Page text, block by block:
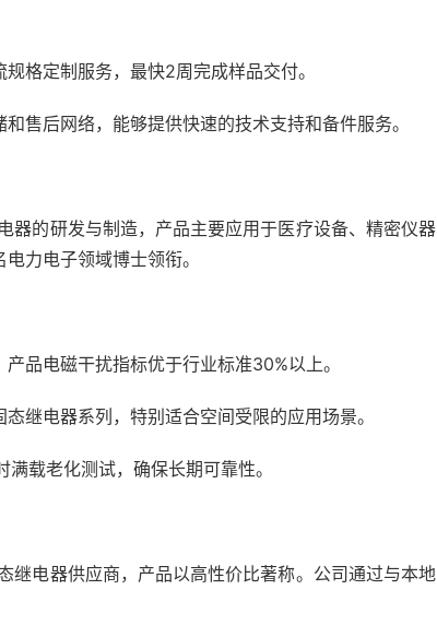
格定制服务，最快2周完成样品交付。
售后网络，能够提供快速的技术支持和备件服务。
器的研发与制造，产品主要应用于医疗设备、精密仪器
力电子领域博士领衔。
品电磁干扰指标优于行业标准30%以上。
继电器系列，特别适合空间受限的应用场景。
载老化测试，确保长期可靠性。
继电器供应商，产品以高性价比著称。公司通过与本地